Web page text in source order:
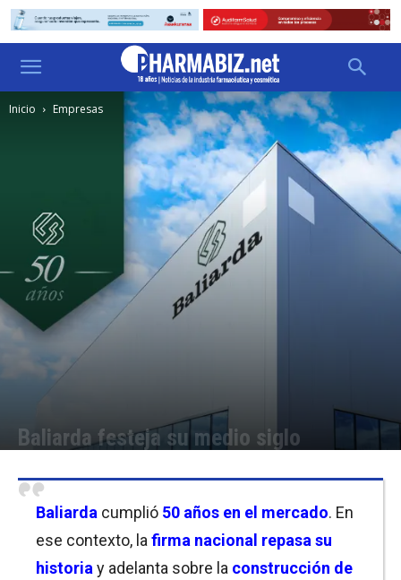
Inicio Empresas
Baliarda festeja su medio siglo
Baliarda cumplió 50 años en el mercado. En
ese contexto, la firma nacional repasa su
historia y adelanta sobre la construcción de